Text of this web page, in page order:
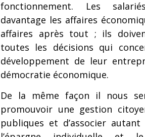
fonctionnement. Les
davantage les affaires
affaires après tout ; ils
toutes les décisions qui
développement de leur
démocratie économique.
De la même façon il nous
promouvoir une gestion
publiques et d’associer